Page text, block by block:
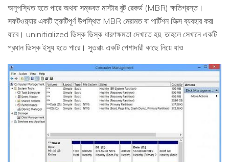
অনুপস্থিত হতে পারে অথবা সম্ভবত মাস্টার বুট রেকর্ড (MBR) ক্ষতিগ্রস্ত।
সফটওয়্যার একটি ত্রুটিপূর্ণ উপস্থিত MBR মেরামত বা পার্টিশন ফিক্স ব্যবহার করা
যাবে। uninitialized ডিস্ক ডিস্ক ধারণক্ষমতা দেখাতে হয়, তাহলে সেখানে একটি
প্রধান ডিস্ক ইস্যু হতে পারে। সুতরাং একটি পেশাদারী কাছে নিয়ে যাও